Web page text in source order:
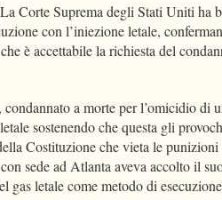
Corte Suprema degli Stati Uniti ha
con l’iniezione letale,
è accettabile la richiesta del
a morte per l’omicidio di
sostenendo che questa gli
Costituzione che vieta le
sede ad Atlanta aveva accolto il
gas letale come metodo di